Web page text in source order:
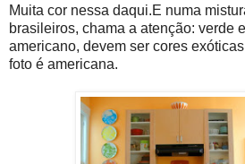
Muita cor nessa daqui.E numa
brasileiros, chama a atenção: verde
americano, devem ser cores
foto é americana.